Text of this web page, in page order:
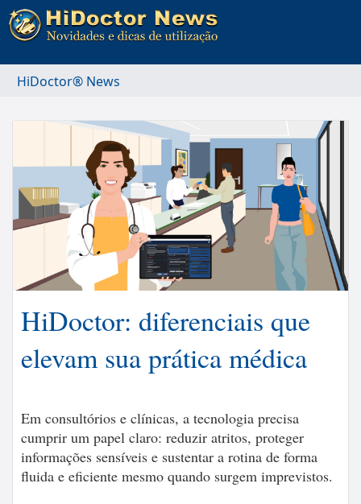
HiDoctor® News
HiDoctor: diferenciais que
elevam sua prática médica
Em consultórios e clínicas, a tecnologia precisa
cumprir um papel claro: reduzir atritos, proteger
informações sensíveis e sustentar a rotina de forma
fluida e eficiente mesmo quando surgem imprevistos.